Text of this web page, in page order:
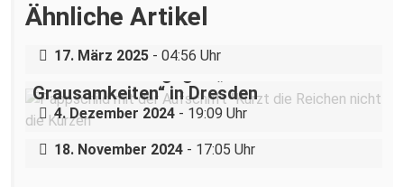
Ähnliche Artikel
Holocaustgedenktag in Coswig bei
17. März 2025 - 04:56 Uhr
„Teilhabe ist nicht verhandelbar“–
Grausamkeiten“ in Dresden
4. Dezember 2024 - 19:09 Uhr
Nazigruppe sucht (und bekommt) Stress
in der Dresdner Neustadt
18. November 2024 - 17:05 Uhr